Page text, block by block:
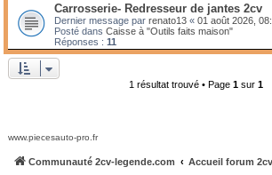
Carrosserie- Redresseur de jantes 2cv
Dernier message par renato13 « 01 août 2026,
Posté dans Caisse à "Outils faits maison"
Réponses : 11
1 résultat trouvé • Page 1sur 1
www.piecesauto-pro.fr
Communauté 2cv-legende.com Accueil forum